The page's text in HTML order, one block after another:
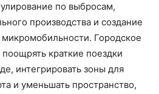
по выбросам,
производства и создание
Городское
краткие поездки
интегрировать зоны для
и уменьшать пространство,